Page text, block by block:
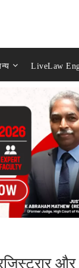
LiveLaw
और